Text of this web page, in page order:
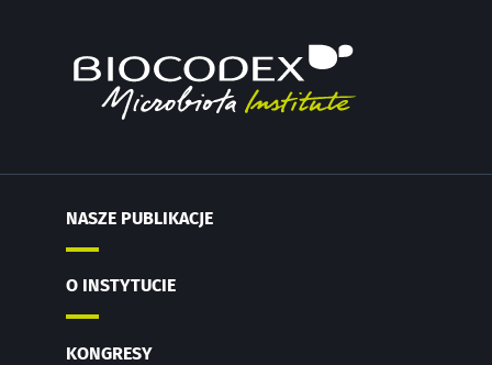
Przeczytaj
artykuł
niezależnym
wskaźnikiem
prognostycznym?
Przeczytaj
artykuł
NASZE PUBLIKACJE
O INSTYTUCIE
KONGRESY